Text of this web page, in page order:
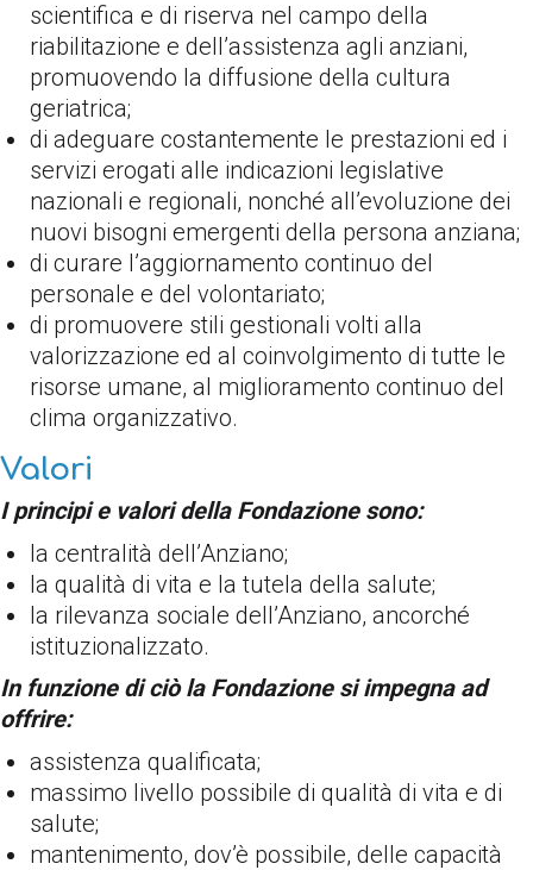
scientifica e di riserva nel campo della
riabilitazione e dell’assistenza agli anziani,
promuovendo la diffusione della cultura
geriatrica;
di adeguare costantemente le prestazioni ed i
servizi erogati alle indicazioni legislative
nazionali e regionali, nonché all’evoluzione dei
nuovi bisogni emergenti della persona anziana;
di curare l’aggiornamento continuo del
personale e del volontariato;
di promuovere stili gestionali volti alla
valorizzazione ed al coinvolgimento di tutte le
risorse umane, al miglioramento continuo del
clima organizzativo.
Valori
I principi e valori della Fondazione sono:
la centralità dell’Anziano;
la qualità di vita e la tutela della salute;
la rilevanza sociale dell’Anziano, ancorché
istituzionalizzato.
In funzione di ciò la Fondazione si impegna ad
offrire:
assistenza qualificata;
massimo livello possibile di qualità di vita e di
salute;
mantenimento, dov’è possibile, delle capacità